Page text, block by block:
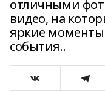
отличными
видео, на
яркие моменты
события..